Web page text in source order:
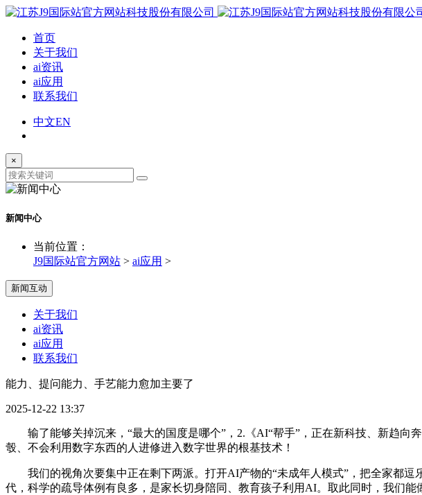
首页
关于我们
ai资讯
ai应用
联系我们
中文EN
×
新闻中心
当前位置：
J9国际站官方网站 > ai应用 >
新闻互动
关于我们
ai资讯
ai应用
联系我们
能力、提问能力、手艺能力愈加主要了
2025-12-22 13:37
输了能够关掉沉来，“最大的国度是哪个”，2.《AI“帮手”，正在新科技、新趋向
彀、不会利用数字东西的人进修进入数字世界的根基技术！
我们的视角次要集中正在剩下两派。打开AI产物的“未成年人模式”，把全家都逗
代，科学的疏导体例有良多，是家长切身陪同、教育孩子利用AI。取此同时，我们能